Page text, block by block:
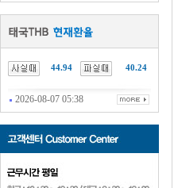
44.94 40.24
2026-08-07 05:38